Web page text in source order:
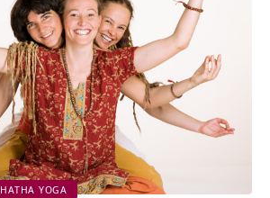
HATHA YOGA